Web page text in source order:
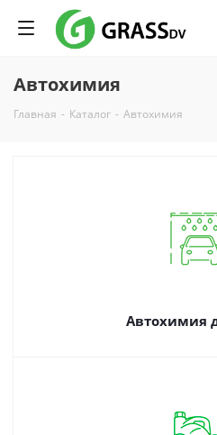
Автохимия
Главная - Каталог - Автохимия
Автохимия